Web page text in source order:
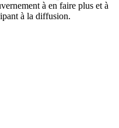
à en faire plus et à
à la diffusion.